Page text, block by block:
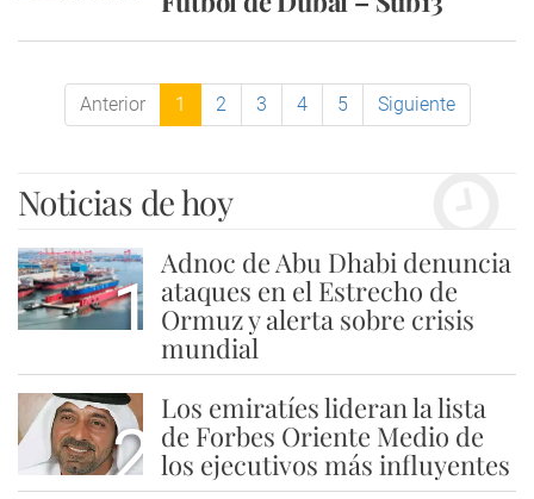
Anterior 1 2 3 4 5 Siguiente
Noticias de hoy
1
Adnoc de Abu Dhabi denuncia
ataques en el Estrecho de
Ormuz y alerta sobre crisis
mundial
2
Los emiratíes lideran la lista
de Forbes Oriente Medio de
los ejecutivos más influyentes